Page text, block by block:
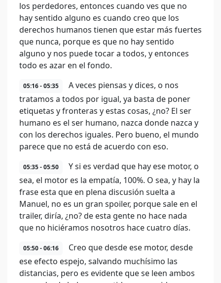
los perdedores, entonces cuando ves que no
hay sentido alguno es cuando creo que los
derechos humanos tienen que estar más fuertes
que nunca, porque es que no hay sentido
alguno y nos puede tocar a todos, y entonces
todo es azar en el fondo.
05:16 - 05:35
A veces piensas y dices, o nos
tratamos a todos por igual, ya basta de poner
etiquetas y fronteras y estas cosas, ¿no? El ser
humano es el ser humano, nazca donde nazca y
con los derechos iguales. Pero bueno, el mundo
parece que no está de acuerdo con eso.
05:35 - 05:50
Y si es verdad que hay ese motor, o
sea, el motor es la empatía, 100%. O sea, y hay la
frase esta que en plena discusión suelta a
Manuel, no es un gran spoiler, porque sale en el
trailer, diría, ¿no? de esta gente no hace nada
que no hiciéramos nosotros hace cuatro días.
05:50 - 06:16
Creo que desde ese motor, desde
ese efecto espejo, salvando muchísimo las
distancias, pero es evidente que se leen ambos